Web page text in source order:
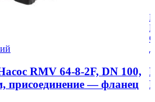
RMV 64-8-2F, DN 100,
присоединение — фланец